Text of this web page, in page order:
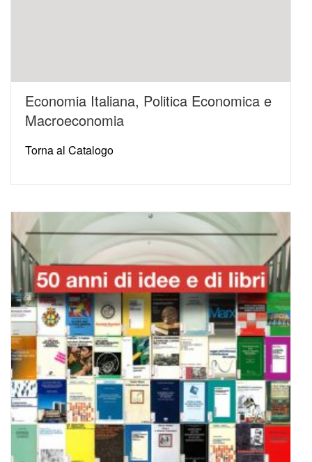
Economia Italiana, Politica Economica e
Macroeconomia
Torna al Catalogo